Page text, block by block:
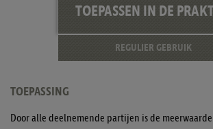
TOEPASSEN IN DE
REGULIER GEBRUIK
TOEPASSING
Door alle deelnemende partijen is de